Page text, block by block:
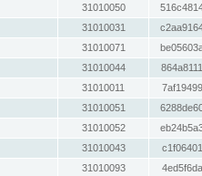
31010050
31010031
31010071
31010044
31010011
31010051
31010052
31010043
31010093